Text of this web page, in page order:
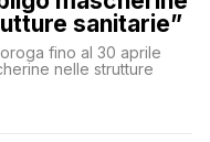
sanitarie”
fino al 30 aprile
nelle strutture